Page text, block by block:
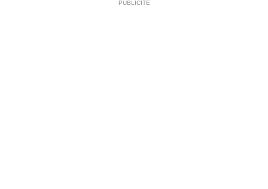
PUBLICITÉ